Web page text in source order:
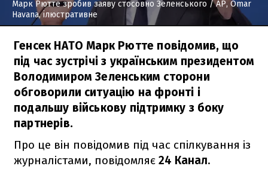
Марк Рютте зробив заяву стосовно Зеленського / AP, Omar
Havana, ілюстративне
Генсек НАТО Марк Рютте повідомив, що
під час зустрічі з українським президентом
Володимиром Зеленським сторони
обговорили ситуацію на фронті і
подальшу військову підтримку з боку
партнерів.
Про це він повідомив під час спілкування із
журналістами, повідомляє 24 Канал.